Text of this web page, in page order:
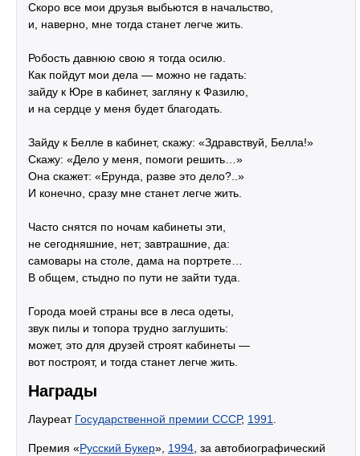
Скоро все мои друзья выбьются в начальство,
и, наверно, мне тогда станет легче жить.
Робость давнюю свою я тогда осилю.
Как пойдут мои дела — можно не гадать:
зайду к Юре в кабинет, загляну к Фазилю,
и на сердце у меня будет благодать.
Зайду к Белле в кабинет, скажу: «Здравствуй, Белла!»
Скажу: «Дело у меня, помоги решить…»
Она скажет: «Ерунда, разве это дело?..»
И конечно, сразу мне станет легче жить.
Часто снятся по ночам кабинеты эти,
не сегодняшние, нет; завтрашние, да:
самовары на столе, дама на портрете…
В общем, стыдно по пути не зайти туда.
Города моей страны все в леса одеты,
звук пилы и топора трудно заглушить:
может, это для друзей строят кабинеты —
вот построят, и тогда станет легче жить.
Награды
Лауреат Государственной премии СССР, 1991.
Премия «Русский Букер», 1994, за автобиографический